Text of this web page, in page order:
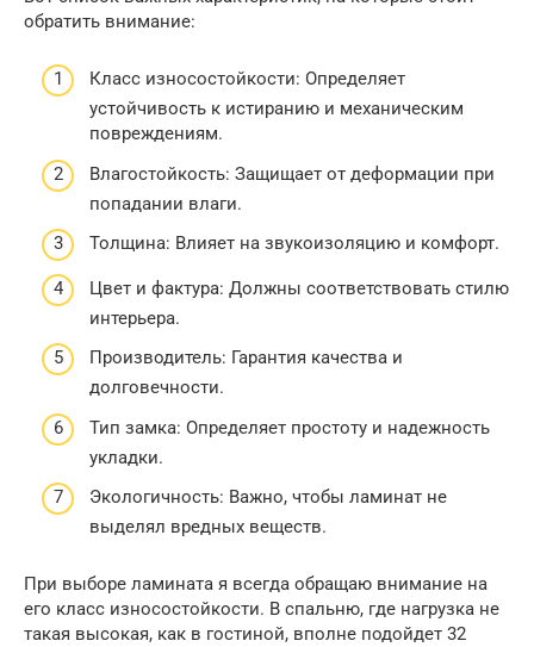
обратить внимание:
Класс износостойкости: Определяет
устойчивость к истиранию и механическим
повреждениям.
Влагостойкость: Защищает от деформации при
попадании влаги.
Толщина: Влияет на звукоизоляцию и комфорт.
Цвет и фактура: Должны соответствовать стилю
интерьера.
Производитель: Гарантия качества и
долговечности.
Тип замка: Определяет простоту и надежность
укладки.
Экологичность: Важно, чтобы ламинат не
выделял вредных веществ.
При выборе ламината я всегда обращаю внимание на
его класс износостойкости. В спальню, где нагрузка не
такая высокая, как в гостиной, вполне подойдет 32